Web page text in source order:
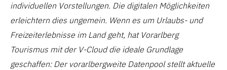
individuellen Vorstellungen. Die digitalen Möglichkeiten
erleichtern dies ungemein. Wenn es um Urlaubs- und
Freizeiterlebnisse im Land geht, hat Vorarlberg
Tourismus mit der V-Cloud die ideale Grundlage
geschaffen: Der vorarlbergweite Datenpool stellt aktuelle